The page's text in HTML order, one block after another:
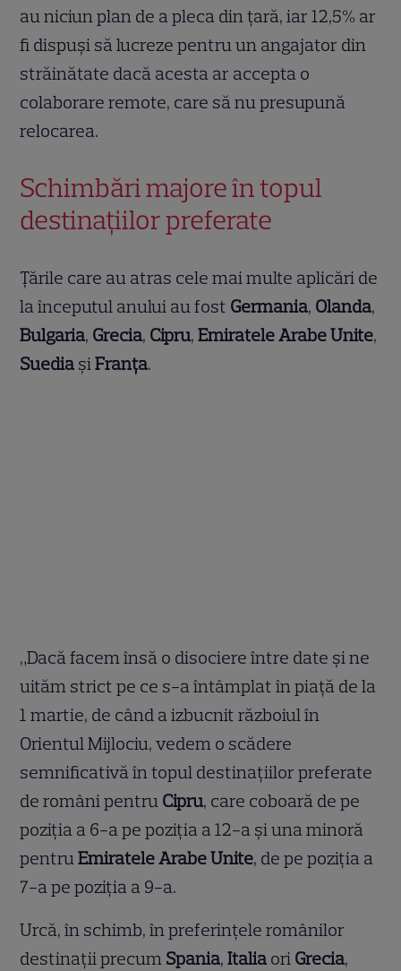
au niciun plan de a pleca din țară, iar 12,5% ar
fi dispuși să lucreze pentru un angajator din
străinătate dacă acesta ar accepta o
colaborare remote, care să nu presupună
relocarea.
Schimbări majore în topul
destinațiilor preferate
Țările care au atras cele mai multe aplicări de
la începutul anului au fost Germania, Olanda,
Bulgaria, Grecia, Cipru,Emiratele Arabe Unite,
Suedia șiFranța.
„Dacă facem însă o disociere între date și ne
uităm strict pe ce s-a întâmplat în piață de la
1 martie, de când a izbucnit războiul în
Orientul Mijlociu, vedem o scădere
semnificativă în topul destinațiilor preferate
de români pentru Cipru, care coboară de pe
poziția a 6-a pe poziția a 12-a și una minoră
pentruEmiratele Arabe Unite, de pe poziția a
7-a pe poziția a 9-a.
Urcă, în schimb, în preferințele românilor
destinații precum Spania,Italia ori Grecia,